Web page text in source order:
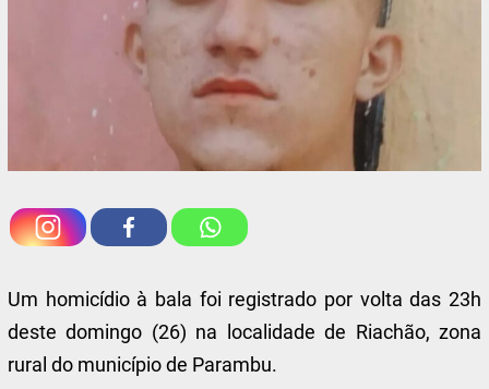
Um homicídio à bala foi registrado por volta das 23h
deste domingo (26) na localidade de Riachão, zona
rural do município de Parambu.